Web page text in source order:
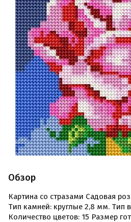
Обзор
Картина со стразами Садовая
Тип камней: круглые 2,8 мм. Тип
Количество цветов: 15 Размер